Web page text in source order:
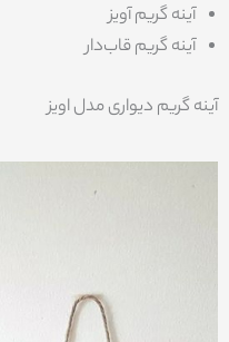
آینه گریم آویز
آینه گریم قاب‌دار
آینه گریم دیواری مدل اویز